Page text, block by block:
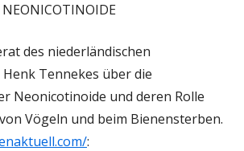
des niederländischen
Tennekes über die
Neonicotinoide und deren Rolle
Vögeln und beim Bienensterben.
: